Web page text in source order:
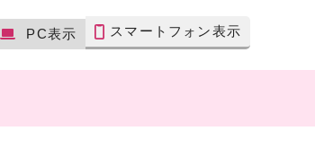
PC表示 スマートフォン表示